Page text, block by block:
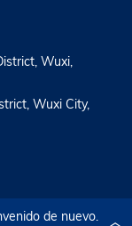
de nuevo.
Wuxi,
Wuxi City,